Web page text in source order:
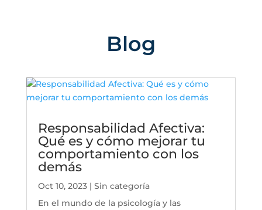
Blog
Responsabilidad Afectiva:
Qué es y cómo mejorar tu
comportamiento con los
demás
Oct 10, 2023| Sin categoría
En el mundo de la psicología y las